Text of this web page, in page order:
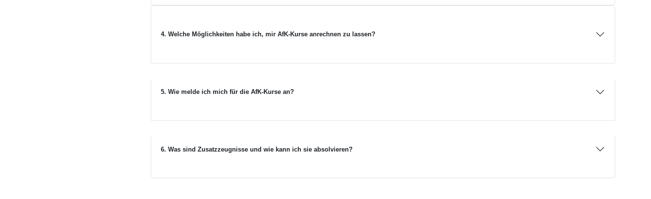
4. Welche Möglichkeiten habe ich, mir AfK-Kurse anrechnen zu lassen?
5. Wie melde ich mich für die AfK-Kurse an?
6. Was sind Zusatzzeugnisse und wie kann ich sie absolvieren?